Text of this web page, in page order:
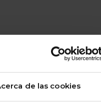
de las cookies